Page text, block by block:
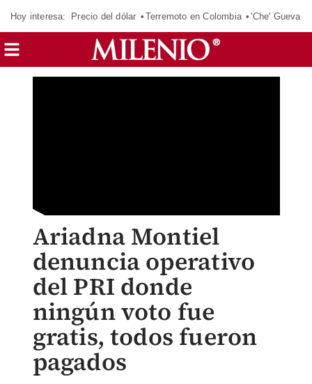
Hoy interesa: Precio del dólar Terremoto en Colombia 'Che' Guevara
Ariadna Montiel
denuncia operativo
del PRI donde
ningún voto fue
gratis, todos fueron
pagados